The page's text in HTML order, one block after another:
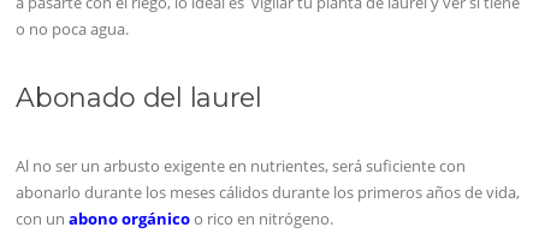
o no poca agua.
Abonado del laurel
Al no ser un arbusto exigente en nutrientes, será suficiente con
abonarlo durante los meses cálidos durante los primeros años de vida,
con unabono orgánicoo rico en nitrógeno.